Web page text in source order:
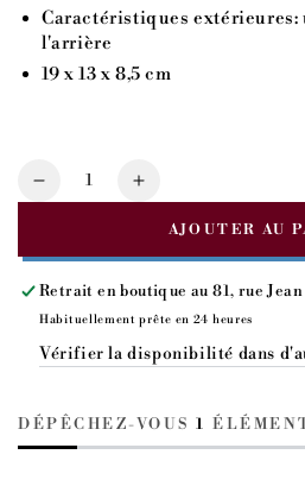
Caractéristiques extérieures:
l'arrière
19 x 13 x 8,5 cm
Quantité
Réduire
pour
ANGÈLE
-
Noir
-
Rabat
S
Augmenter
quantité
pour
ANGÈLE
-
Noir
-
Rabat
S
AJOUTER AU
Retrait en boutique au81, rue
Habituellement prête en 24 heures
Vérifier la disponibilité dans
DÉPÊCHEZ-VOUS 1